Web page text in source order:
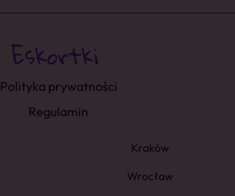
Polityka prywatności
Regulamin
Kraków
Wrocław